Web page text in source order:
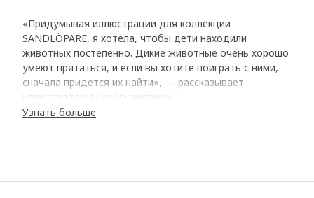
«Придумывая иллюстрации для коллекции
SANDLÖPARE, я хотела, чтобы дети находили
животных постепенно. Дикие животные очень хорошо
умеют прятаться, и если вы хотите поиграть с ними,
сначала придется их найти», — рассказывает
иллюстратор Анна Лагерстрём.
гепардов, а коврики оказываются змеями! Здесь мы
Узнать больше